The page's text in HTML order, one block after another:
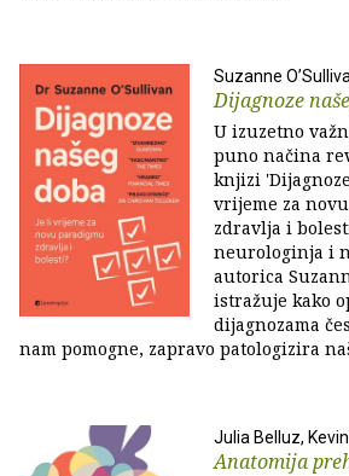
Suzanne
Dijagnoze
U izuzetno
puno načina
knjizi
vrijeme za
zdravlja i
neurologinja i
autorica
istražuje kako
dijagnozama
nam pomogne, zapravo patologizira
Julia Belluz, Kevin
Anatomija